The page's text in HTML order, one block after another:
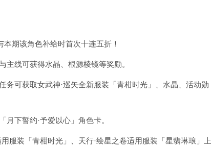
期该角色补给时首次十连五折！
主线可获得水晶、根源棱镜等奖励。
务可获取女武神·巡矢全新服装「青柑时光」、水晶、活动勋
月下誓约·予爱以心」角色卡。
服装「青柑时光」、天行·绘星之卷适用服装「星翡琳琅」上